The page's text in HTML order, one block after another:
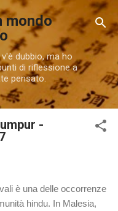
mondo
dubbio, ma ho
di riflessione a
pensato.
-
è una delle occorrenze
hindu. In Malesia,